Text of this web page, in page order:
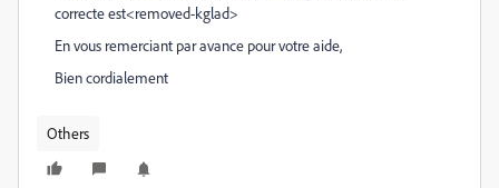
correcte est<removed-kglad>
En vous remerciant par avance pour votre aide,
Bien cordialement
Others